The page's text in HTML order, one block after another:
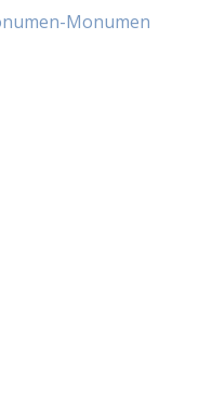
Monumen